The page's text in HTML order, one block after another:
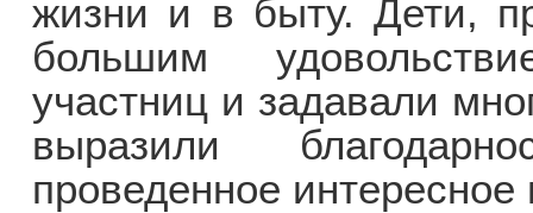
жизни и в быту. Дети,
большим
участниц и задавали
выразили
проведенное